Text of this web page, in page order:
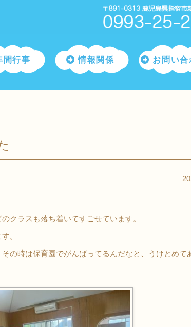
間行事 情報関係 お問い合
クラスも落ち着いてすごせています。
。
の時は保育園でがんばってるんだなと、うけとめて